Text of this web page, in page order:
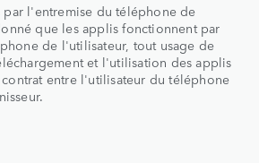
par l'entremise du téléphone de
que les applis fonctionnent par
de l'utilisateur, tout usage de
et l'utilisation des applis
entre l'utilisateur du téléphone